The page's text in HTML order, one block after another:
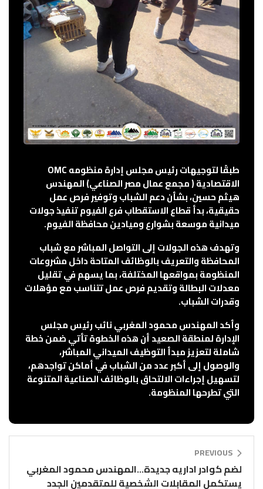
طبقًا لتوجيهات رئيس مجلس إدارة منظومه OMC
الاقتصادية ( مجمع عمال مصر الصناعي) المهندس
هيثم حسين، بشأن دعم الشباب وتوفير فرص عمل
حقيقية، بدأ قطاع الاستقطاب فرع الفيوم تنفيذ جولات
ميدانية موسعة بشوارع وميادين محافظة الفيوم.
وتهدف هذه الجولات إلى التواصل المباشر مع شباب
المحافظة والتعريف بالوظائف المتاحة داخل مشروعات
المنظومة بمواقعها المختلفة، بما يسهم في تقليل
معدلات البطالة وتقديم فرص عمل تتناسب مع مؤهلات
وقدرات الشباب.
وأكد المهندس محمود المغربي نائب رئيس مجلس
الإدارة لمنطقة الصعيد أن هذه الخطوة تأتي ضمن خطة
شاملة لتعزيز مبدأ التوظيف الميداني المباشر،
والوصول إلى أكبر عدد من الشباب في أماكن تواجدهم،
لتسهيل إجراءات الالتحاق بالوظائف الصناعية المتنوعة
التي تطرحها المنظومة.
PREVIOUS
لضم كوادر اداريه جديدة…المهندس محمود المغربي
يستكمل المقابلات الشخصية للمتقدمين الجدد